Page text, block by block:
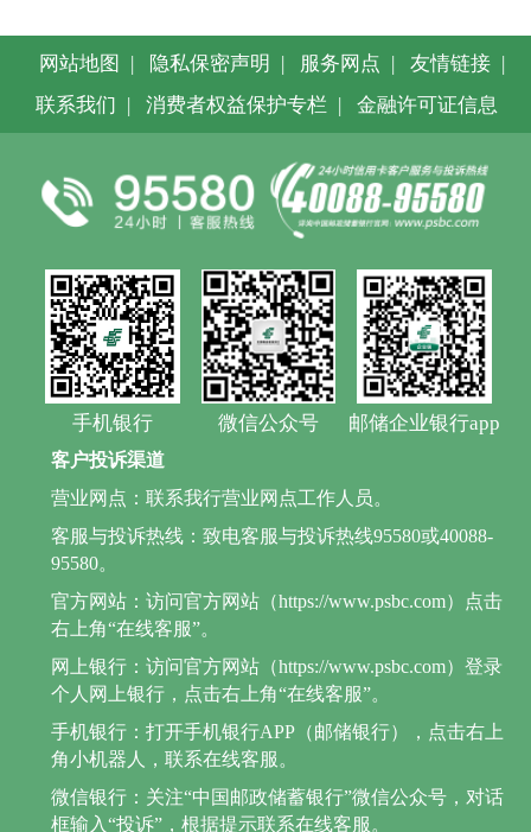
网站地图 | 隐私保密声明 | 服务网点 | 友情链接 |
联系我们 | 消费者权益保护专栏 | 金融许可证信息
手机银行 微信公众号 邮储企业银行app
客户投诉渠道
营业网点：联系我行营业网点工作人员。
客服与投诉热线：致电客服与投诉热线95580或40088-
95580。
官方网站：访问官方网站（https://www.psbc.com）点击
右上角“在线客服”。
网上银行：访问官方网站（https://www.psbc.com）登录
个人网上银行，点击右上角“在线客服”。
手机银行：打开手机银行APP（邮储银行），点击右上
角小机器人，联系在线客服。
微信银行：关注“中国邮政储蓄银行”微信公众号，对话
框输入“投诉”，根据提示联系在线客服。